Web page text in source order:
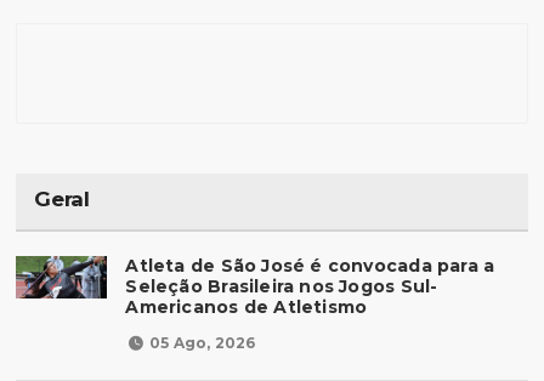
Geral
Atleta de São José é convocada para a
Seleção Brasileira nos Jogos Sul-
Americanos de Atletismo
05 Ago, 2026